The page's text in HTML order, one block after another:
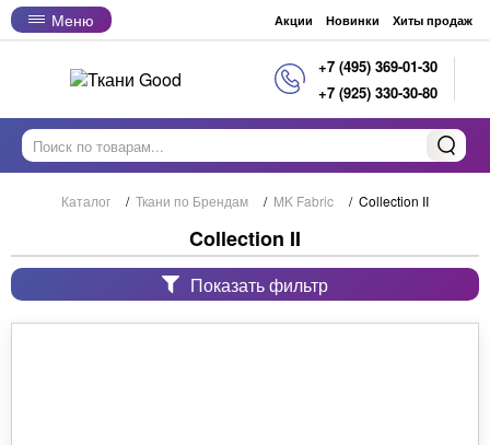
Меню Акции Новинки Хиты продаж
+7 (495) 369-01-30
+7 (925) 330-30-80
Каталог / Ткани по Брендам / MK Fabric / Collection II
Collection II
Показать фильтр